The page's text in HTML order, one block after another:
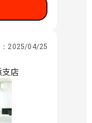
2025/04/25
店